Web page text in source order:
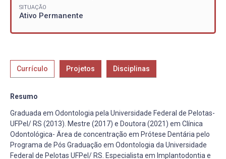
SITUAÇÃO
Ativo Permanente
Currículo Projetos Disciplinas
Resumo
Graduada em Odontologia pela Universidade Federal de Pelotas-
UFPel/ RS (2013). Mestre (2017) e Doutora (2021) em Clínica
Odontológica- Ärea de concentração em Prótese Dentária pelo
Programa de Pós Graduação em Odontologia da Universidade
Federal de Pelotas UFPel/ RS. Especialista em Implantodontia e